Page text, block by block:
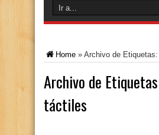
Home » Archivo de
Archivo de
táctiles